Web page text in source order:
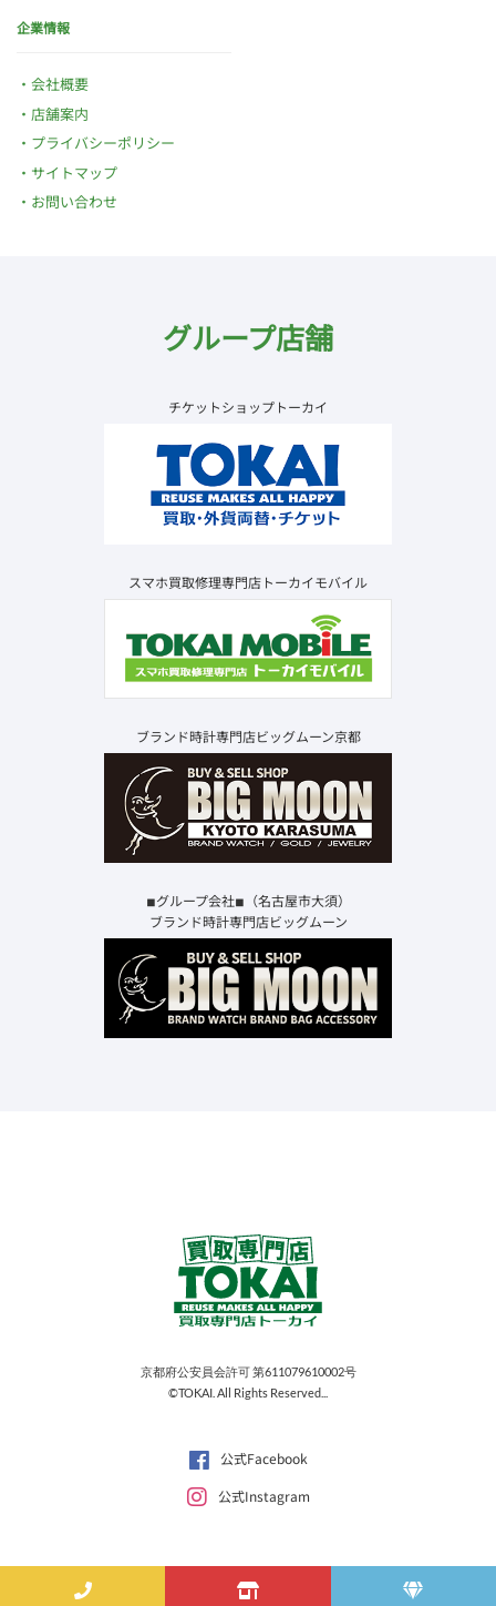
企業情報
会社概要
店舗案内
プライバシーポリシー
サイトマップ
お問い合わせ
グループ店舗
チケットショップトーカイ
スマホ買取修理専門店トーカイモバイル
ブランド時計専門店ビッグムーン京都
◾︎グループ会社◾︎（名古屋市大須）
ブランド時計専門店ビッグムーン
京都府公安員会許可 第611079610002号
©TOKAI. All Rights Reserved...
公式Facebook
公式Instagram